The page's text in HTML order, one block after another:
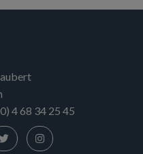
4 68 34 25 45